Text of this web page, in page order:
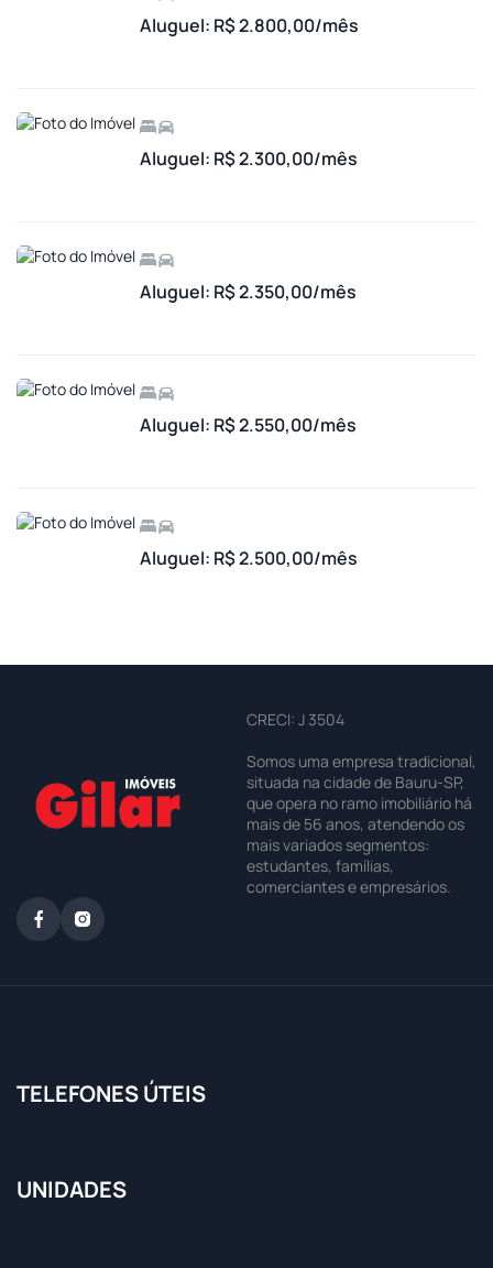
Aluguel: R$ 2.800,00/mês
Aluguel: R$ 2.300,00/mês
Aluguel: R$ 2.350,00/mês
Aluguel: R$ 2.550,00/mês
Aluguel: R$ 2.500,00/mês
CRECI: J 3504
Somos uma empresa tradicional,
situada na cidade de Bauru-SP,
que opera no ramo imobiliário há
mais de 56 anos, atendendo os
mais variados segmentos:
estudantes, famílias,
comerciantes e empresários.
TELEFONES ÚTEIS
UNIDADES